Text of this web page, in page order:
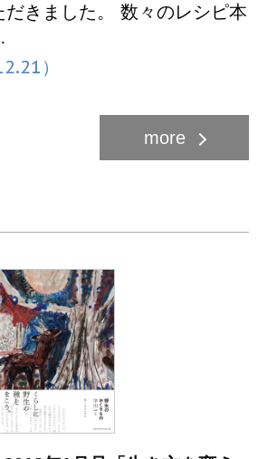
きました。 数々のレシピ本
）